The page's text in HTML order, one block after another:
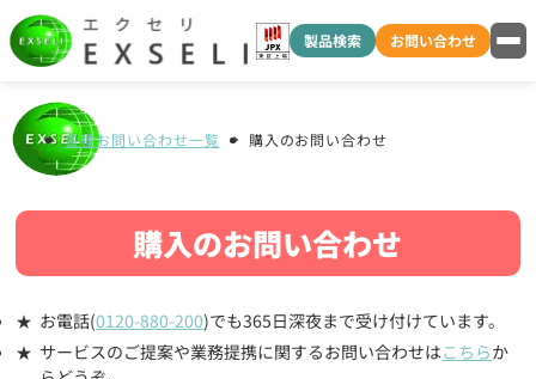
製品検索 お問い合わせ
各種お問い合わせ一覧 購入のお問い合わせ
購入のお問い合わせ
お電話(0120-880-200)でも365日深夜まで受け付けています。
サービスのご提案や業務提携に関するお問い合わせはこちらか